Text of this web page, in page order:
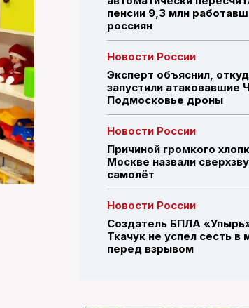
ПОИСК ПО САЙТУ
пенсии 9,3 млн
россиян
Новости России
Эксперт объяснил,
запустили атаковавшие
Подмосковье дроны
Новости России
Причиной громкого
Москве назвали
самолёт
Новости России
Создатель БПЛА
Ткачук не успел сесть в
перед взрывом